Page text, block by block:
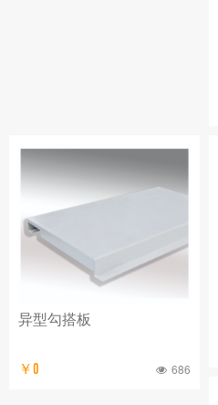
异型勾搭板
￥0 686